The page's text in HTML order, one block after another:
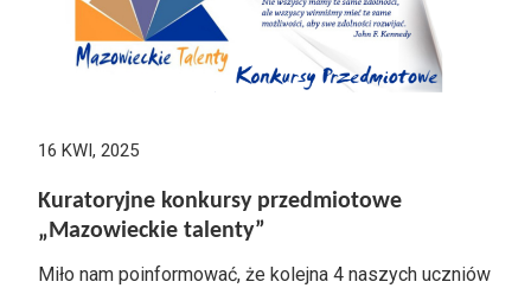
16 KWI, 2025
Kuratoryjne konkursy przedmiotowe
„Mazowieckie talenty”
Miło nam poinformować, że kolejna 4 naszych uczniów